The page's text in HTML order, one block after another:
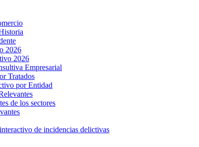
2026
2026
Empresarial
Tratados
por Entidad
de los sectores
de incidencias delictivas